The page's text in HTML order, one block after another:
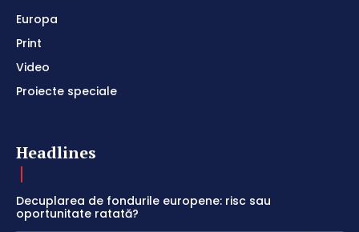
Europa
Print
Video
Proiecte speciale
Headlines
Decuplarea de fondurile europene: risc sau
oportunitate ratată?